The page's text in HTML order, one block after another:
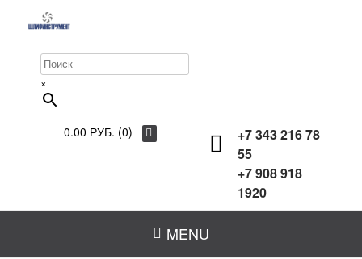
×
+7 343 216 78
55
+7 908 918
1920
0.00 РУБ. (0)
MENU